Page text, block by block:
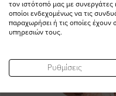
τον ιστότοπό μας με συνεργάτες
οποίοι ενδεχομένως να τις
παραχωρήσει ή τις οποίες
υπηρεσιών τους.
Ρυθμίσεις